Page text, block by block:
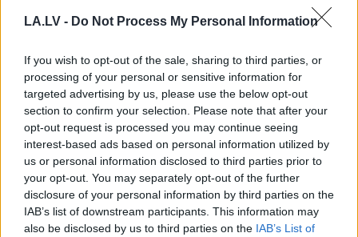
LA.LV - Do Not Process My Personal Information
If you wish to opt-out of the sale, sharing to third parties, or
processing of your personal or sensitive information for
targeted advertising by us, please use the below opt-out
section to confirm your selection. Please note that after your
opt-out request is processed you may continue seeing
interest-based ads based on personal information utilized by
us or personal information disclosed to third parties prior to
your opt-out. You may separately opt-out of the further
disclosure of your personal information by third parties on the
IAB’s list of downstream participants. This information may
also be disclosed by us to third parties on the IAB’s List of
“Meita ļoti kliedza, visur
bija asinis!” Sveša sieviete
veikalā brutāli uzbrūk
deviņgadīgai meitenei